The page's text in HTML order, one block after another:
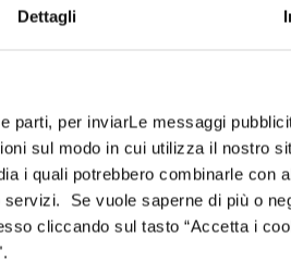
Dettagli
parti, per inviarLe messaggi
sul modo in cui utilizza il nostro
i quali potrebbero combinarle con
Se vuole saperne di più o
cliccando sul tasto “Accetta i
Während der industriellen
Wärmeenergie verbraucht,
Aus diesem Grund wird die
ökologische Weise für die
Cefla Shopfitting misst der
und dem Recycling der